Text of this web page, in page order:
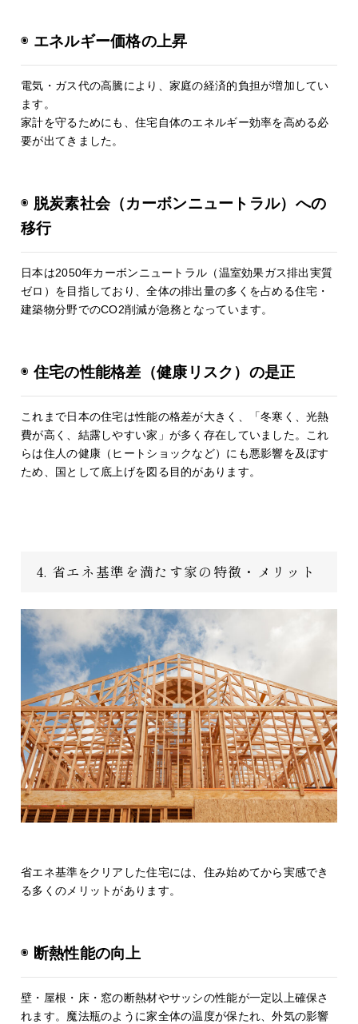
◉ エネルギー価格の上昇
電気・ガス代の高騰により、家庭の経済的負担が増加してい
ます。
家計を守るためにも、住宅自体のエネルギー効率を高める必
要が出てきました。
◉ 脱炭素社会（カーボンニュートラル）への
移行
日本は2050年カーボンニュートラル（温室効果ガス排出実質
ゼロ）を目指しており、全体の排出量の多くを占める住宅・
建築物分野でのCO2削減が急務となっています。
◉ 住宅の性能格差（健康リスク）の是正
これまで日本の住宅は性能の格差が大きく、「冬寒く、光熱
費が高く、結露しやすい家」が多く存在していました。これ
らは住人の健康（ヒートショックなど）にも悪影響を及ぼす
ため、国として底上げを図る目的があります。
4. 省エネ基準を満たす家の特徴・メリット
省エネ基準をクリアした住宅には、住み始めてから実感でき
る多くのメリットがあります。
◉ 断熱性能の向上
壁・屋根・床・窓の断熱材やサッシの性能が一定以上確保さ
れます。魔法瓶のように家全体の温度が保たれ、外気の影響